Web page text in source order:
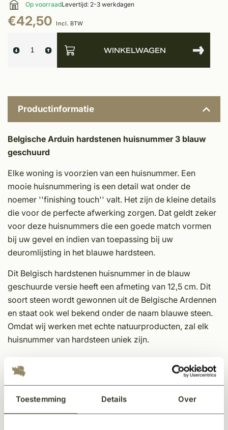
Toestemming Details Over
Op voorraadLevertijd: 2-3 werkdagen
€42,50 Incl. BTW
WINKELWAGEN
Productinformatie
Belgische Arduin hardstenen huisnummer 3 blauw
geschuurd
Elke woning is voorzien van een huisnummer. Een
mooie huisnummering is een detail wat onder de
noemer ''finishing touch'' valt. Het zijn de kleine details
die voor de perfecte afwerking zorgen. Dat geldt zeker
voor deze huisnummers die een goede match vormen
bij uw gevel en indien van toepassing bij uw
deuromlijsting in het blauwe hardsteen.
Dit Belgisch hardstenen huisnummer in de blauw
geschuurde versie heeft een afmeting van 12,5 cm. Dit
soort steen wordt gewonnen uit de Belgische Ardennen
en staat ook wel bekend onder de naam blauwe steen.
Omdat wij werken met echte natuurproducten, zal elk
huisnummer van hardsteen uniek zijn.
Afmeting: 12,5 cm
Dikte: 2 cm
Bevestiging: Standaard geleverd met schroeven met
afstand-houders
Toevoegingen beschikbaar in de letters A, B en C. De